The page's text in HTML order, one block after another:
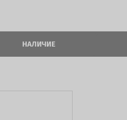
НАЛИЧИЕ